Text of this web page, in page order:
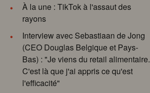
À la une : TikTok à l'assaut des
rayons
Interview avec Sebastiaan de Jong
(CEO Douglas Belgique et Pays-
Bas) : "Je viens du retail alimentaire.
C'est là que j'ai appris ce qu'est
l'efficacité"